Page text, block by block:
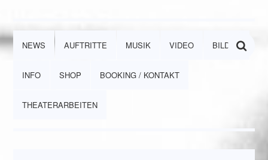
NEWS AUFTRITTE MUSIK VIDEO BILDER
INFO SHOP BOOKING / KONTAKT
THEATERARBEITEN